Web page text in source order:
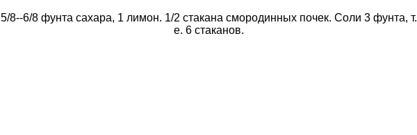
5/8--6/8 фунта сахара, 1 лимон. 1/2 стакана смородинных почек. Соли 3 фунта, т.
е. 6 стаканов.